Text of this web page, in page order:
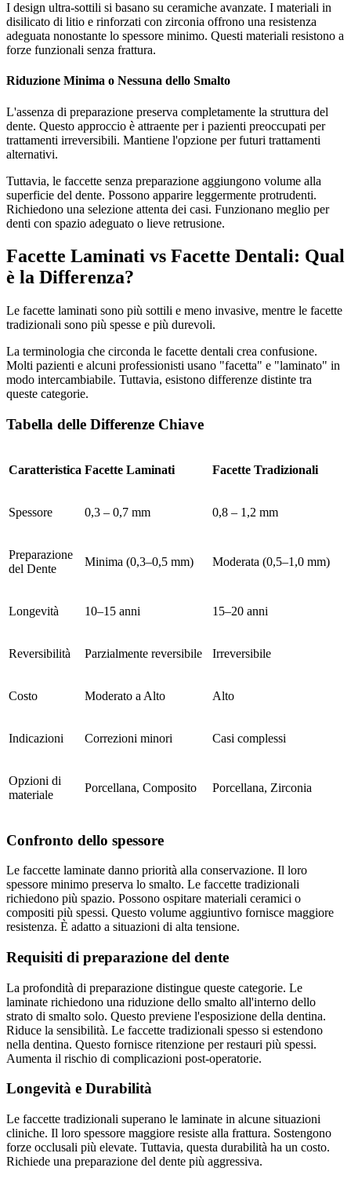
I design ultra-sottili si basano su ceramiche avanzate. I materiali in
disilicato di litio e rinforzati con zirconia offrono una resistenza
adeguata nonostante lo spessore minimo. Questi materiali resistono a
forze funzionali senza frattura.
Riduzione Minima o Nessuna dello Smalto
L'assenza di preparazione preserva completamente la struttura del
dente. Questo approccio è attraente per i pazienti preoccupati per
trattamenti irreversibili. Mantiene l'opzione per futuri trattamenti
alternativi.
Tuttavia, le faccette senza preparazione aggiungono volume alla
superficie del dente. Possono apparire leggermente protrudenti.
Richiedono una selezione attenta dei casi. Funzionano meglio per
denti con spazio adeguato o lieve retrusione.
Facette Laminati vs Facette Dentali: Qual
è la Differenza?
Le facette laminati sono più sottili e meno invasive, mentre le facette
tradizionali sono più spesse e più durevoli.
La terminologia che circonda le facette dentali crea confusione.
Molti pazienti e alcuni professionisti usano "facetta" e "laminato" in
modo intercambiabile. Tuttavia, esistono differenze distinte tra
queste categorie.
Tabella delle Differenze Chiave
Caratteristica Facette Laminati Facette Tradizionali
Spessore 0,3 – 0,7 mm 0,8 – 1,2 mm
Preparazione
del Dente
Minima (0,3–0,5 mm) Moderata (0,5–1,0 mm)
Longevità 10–15 anni 15–20 anni
Reversibilità Parzialmente reversibile Irreversibile
Costo Moderato a Alto Alto
Indicazioni Correzioni minori Casi complessi
Opzioni di
materiale
Porcellana, Composito Porcellana, Zirconia
Confronto dello spessore
Le faccette laminate danno priorità alla conservazione. Il loro
spessore minimo preserva lo smalto. Le faccette tradizionali
richiedono più spazio. Possono ospitare materiali ceramici o
compositi più spessi. Questo volume aggiuntivo fornisce maggiore
resistenza. È adatto a situazioni di alta tensione.
Requisiti di preparazione del dente
La profondità di preparazione distingue queste categorie. Le
laminate richiedono una riduzione dello smalto all'interno dello
strato di smalto solo. Questo previene l'esposizione della dentina.
Riduce la sensibilità. Le faccette tradizionali spesso si estendono
nella dentina. Questo fornisce ritenzione per restauri più spessi.
Aumenta il rischio di complicazioni post-operatorie.
Longevità e Durabilità
Le faccette tradizionali superano le laminate in alcune situazioni
cliniche. Il loro spessore maggiore resiste alla frattura. Sostengono
forze occlusali più elevate. Tuttavia, questa durabilità ha un costo.
Richiede una preparazione del dente più aggressiva.